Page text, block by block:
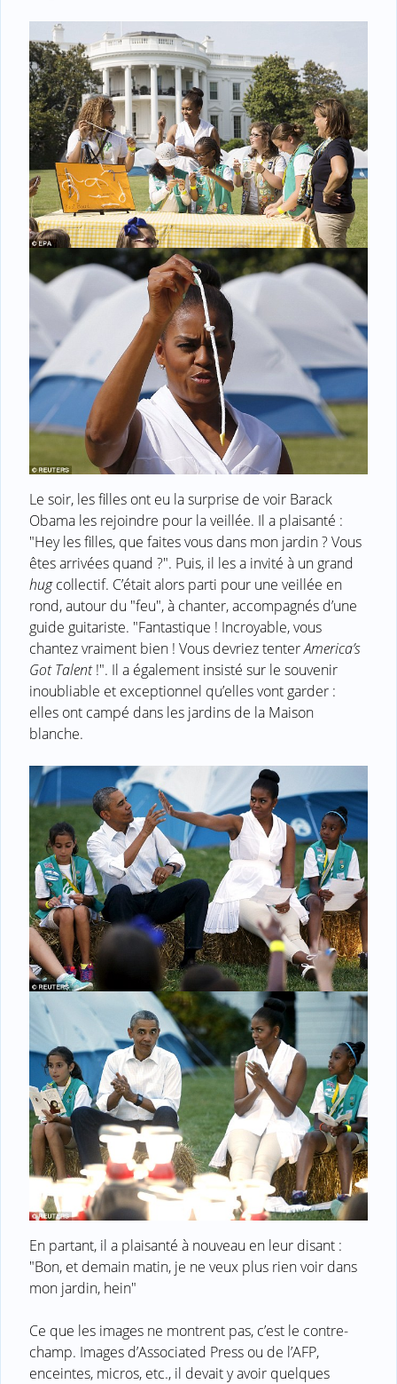
Le soir, les filles ont eu la surprise de voir Barack
Obama les rejoindre pour la veillée. Il a plaisanté :
"Hey les filles, que faites vous dans mon jardin ? Vous
êtes arrivées quand ?". Puis, il les a invité à un grand
hugcollectif. C’était alors parti pour une veillée en
rond, autour du "feu", à chanter, accompagnés d’une
guide guitariste. "Fantastique ! Incroyable, vous
chantez vraiment bien ! Vous devriez tenterAmerica’s
Got Talent!". Il a également insisté sur le souvenir
inoubliable et exceptionnel qu’elles vont garder :
elles ont campé dans les jardins de la Maison
blanche.
En partant, il a plaisanté à nouveau en leur disant :
"Bon, et demain matin, je ne veux plus rien voir dans
mon jardin, hein"
Ce que les images ne montrent pas, c’est le contre-
champ. Images d’Associated Press ou de l’AFP,
enceintes, micros, etc., il devait y avoir quelques